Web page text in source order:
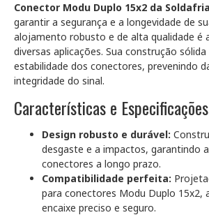
Conector Modu Duplo 15x2 da
garantir a segurança e a longevidade de
alojamento robusto e de alta qualidade é
diversas aplicações. Sua construção sólida
estabilidade dos conectores, prevenindo
integridade do sinal.
Características e
Design robusto e durável:
desgaste e a impactos, garantindo
conectores a longo prazo.
Compatibilidade perfeita:
para conectores Modu Duplo 15x2,
encaixe preciso e seguro.